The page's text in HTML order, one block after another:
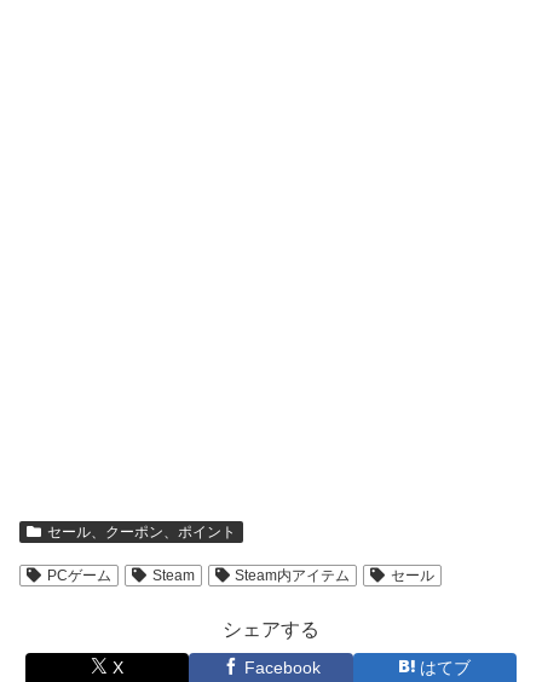
セール、クーポン、ポイント
PCゲーム Steam Steam内アイテム セール
シェアする
X Facebook はてブ